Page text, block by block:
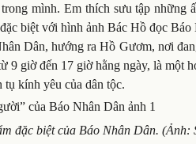
mình. Em thích sưu tập những
biệt với hình ảnh Bác Hồ đọc Báo
Dân, hướng ra Hồ Gươm, nơi
giờ đến 17 giờ hằng ngày, là một
kính yêu của dân tộc.
đặc biệt của Báo Nhân Dân.